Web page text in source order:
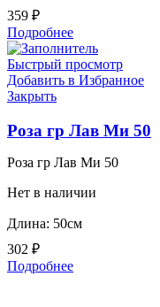
359 ₽
Подробнее
Быстрый просмотр
Добавить в Избранное
Закрыть
Роза гр Лав Ми 50
Роза гр Лав Ми 50
Нет в наличии
Длина: 50см
302 ₽
Подробнее